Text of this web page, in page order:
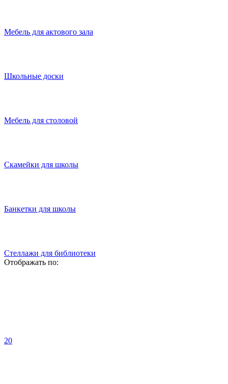
Мебель для актового зала
Школьные доски
Мебель для столовой
Скамейки для школы
Банкетки для школы
Стеллажи для библиотеки
Отображать по:
20